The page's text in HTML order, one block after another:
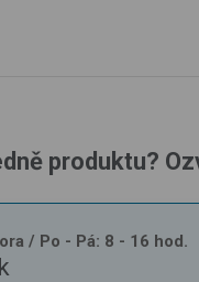
produktu?
/ Po - Pá: 8 - 16 hod.